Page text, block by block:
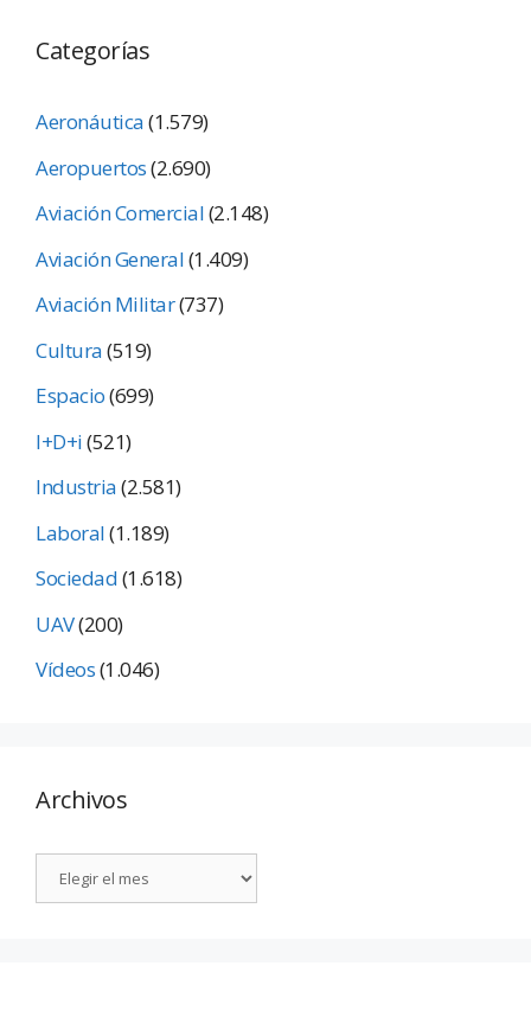
Categorías
Aeronáutica(1.579)
Aeropuertos(2.690)
Aviación Comercial(2.148)
Aviación General(1.409)
Aviación Militar(737)
Cultura(519)
Espacio(699)
I+D+i(521)
Industria(2.581)
Laboral(1.189)
Sociedad(1.618)
UAV(200)
Vídeos(1.046)
Archivos